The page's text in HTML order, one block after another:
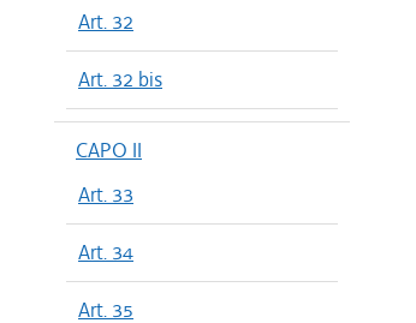
Art. 32
Art. 32 bis
CAPO II
Art. 33
Art. 34
Art. 35